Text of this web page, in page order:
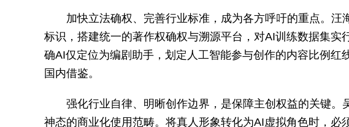
加快立法确权、完善行业标准，成为各方呼吁的重点。汪
标识，搭建统一的著作权确权与溯源平台，对AI训练数据集实
确AI仅定位为编剧助手，划定人工智能参与创作的内容比例
国内借鉴。
强化行业自律、明晰创作边界，是保障主创权益的关键
神态的商业化使用范畴。将真人形象转化为AI虚拟角色时，